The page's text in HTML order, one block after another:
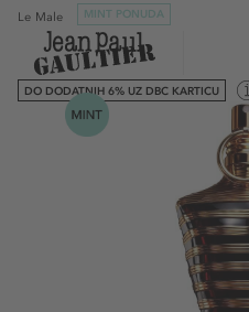
Le Male MINT PONUDA
DO DODATNIH 6% UZ DBC KARTICU